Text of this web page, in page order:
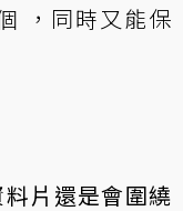
，同時又能保
片還是會圍繞